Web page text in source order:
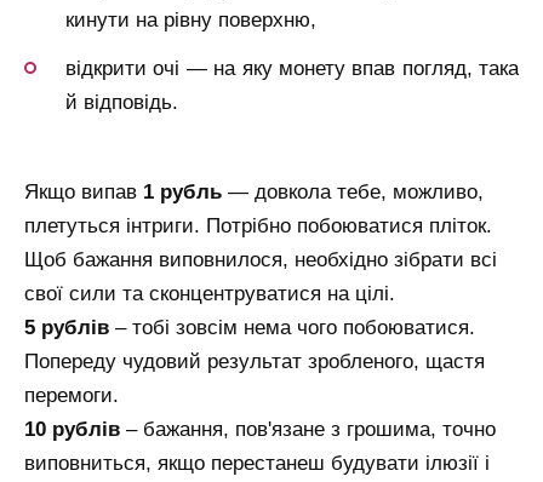
кинути на рівну поверхню,
відкрити очі — на яку монету впав погляд, така
й відповідь.
Якщо випав 1 рубль — довкола тебе, можливо,
плетуться інтриги. Потрібно побоюватися пліток.
Щоб бажання виповнилося, необхідно зібрати всі
свої сили та сконцентруватися на цілі.
5 рублів – тобі зовсім нема чого побоюватися.
Попереду чудовий результат зробленого, щастя
перемоги.
10 рублів – бажання, пов'язане з грошима, точно
виповниться, якщо перестанеш будувати ілюзії і